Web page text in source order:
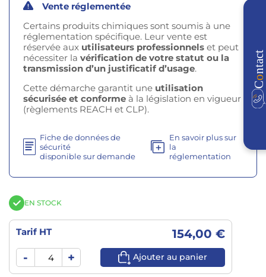
Vente réglementée
Certains produits chimiques sont soumis à une
réglementation spécifique. Leur vente est
réservée aux utilisateurs professionnelset peut
nécessiter la vérification de votre statut ou la
transmission d’un justificatif d’usage.
Cette démarche garantit une utilisation
sécurisée et conformeà la législation en vigueur
(règlements REACH et CLP).
Fiche de données de
sécurité
disponible sur demande
En savoir plus sur
la
réglementation
EN STOCK
Tarif HT
154,00 €
-
+ Ajouter au panier